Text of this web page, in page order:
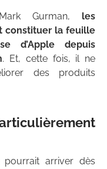
Gurman, les
constituer la feuille
d’Apple depuis
. Et, cette fois, il ne
des produits
pourrait arriver dès